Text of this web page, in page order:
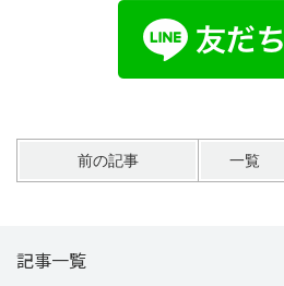
前の記事 一覧
記事一覧